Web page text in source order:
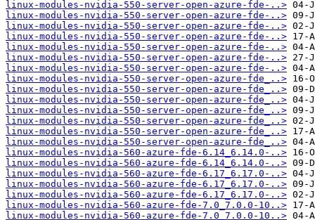
linux-modules-nvidia-550-server-open-azure-fde-..>
linux-modules-nvidia-550-server-open-azure-fde-..>
linux-modules-nvidia-550-server-open-azure-fde-..>
linux-modules-nvidia-550-server-open-azure-fde-..>
linux-modules-nvidia-550-server-open-azure-fde-..>
linux-modules-nvidia-550-server-open-azure-fde-..>
linux-modules-nvidia-550-server-open-azure-fde-..>
linux-modules-nvidia-550-server-open-azure-fde_..>
linux-modules-nvidia-550-server-open-azure-fde_..>
linux-modules-nvidia-550-server-open-azure-fde_..>
linux-modules-nvidia-550-server-open-azure-fde_..>
linux-modules-nvidia-550-server-open-azure-fde_..>
linux-modules-nvidia-550-server-open-azure-fde_..>
linux-modules-nvidia-550-server-open-azure-fde_..>
linux-modules-nvidia-560-azure-fde-6.14_6.14.0-..>
linux-modules-nvidia-560-azure-fde-6.14_6.14.0-..>
linux-modules-nvidia-560-azure-fde-6.17_6.17.0-..>
linux-modules-nvidia-560-azure-fde-6.17_6.17.0-..>
linux-modules-nvidia-560-azure-fde-6.17_6.17.0-..>
linux-modules-nvidia-560-azure-fde-7.0_7.0.0-10..>
linux-modules-nvidia-560-azure-fde-7.0_7.0.0-10..>